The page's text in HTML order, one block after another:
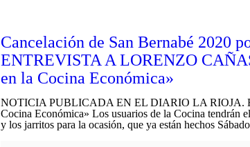
Cancelación de San Bernabé 2020
ENTREVISTA A LORENZO
en la Cocina Económica»
NOTICIA PUBLICADA EN EL DIARIO LA RIOJA.
Cocina Económica» Los usuarios de la Cocina tendrán
y los jarritos para la ocasión, que ya están hechos